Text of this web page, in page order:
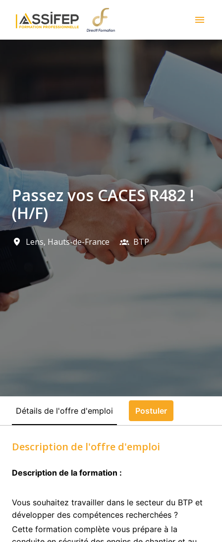
contentHomepage
Passez vos CACES R482 !
(H/F)
Lens, Hauts-de-France BTP
Détails de l'offre d'emploi Postuler
Description de l'offre d'emploi
Description de la formation :
Vous souhaitez travailler dans le secteur du BTP et
développer des compétences recherchées ?
Cette formation complète vous prépare à la